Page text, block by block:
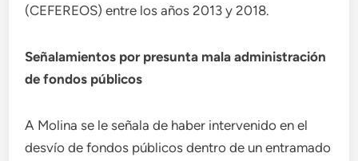
(CEFEREOS) entre los años 2013 y 2018.
Señalamientos por presunta mala administración
de fondos públicos
A Molina se le señala de haber intervenido en el
desvío de fondos públicos dentro de un entramado